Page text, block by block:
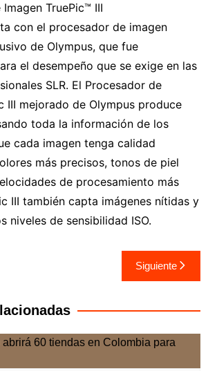
TruePic™ III
con el procesador de imagen
de Olympus, que fue
el desempeño que se exige en las
SLR. El Procesador de
III mejorado de Olympus produce
toda la información de los
cada imagen tenga calidad
más precisos, tonos de piel
de procesamiento más
III también capta imágenes nítidas y
niveles de sensibilidad ISO.
Siguiente